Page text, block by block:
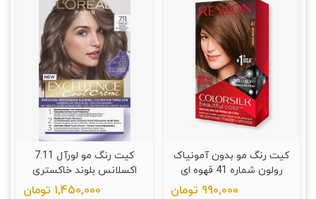
کیت رنگ مو بدون آمونیاک
رولون شماره 41 قهوه ای
990,000 تومان
کیت رنگ مو لورآل 7.11
اکسلانس بلوند خاکستری
روشن
1,450,000 تومان